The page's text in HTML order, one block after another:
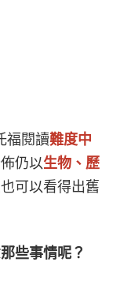
福閱讀難度中
仍以生物、歷
可以看得出舊
些事情呢？